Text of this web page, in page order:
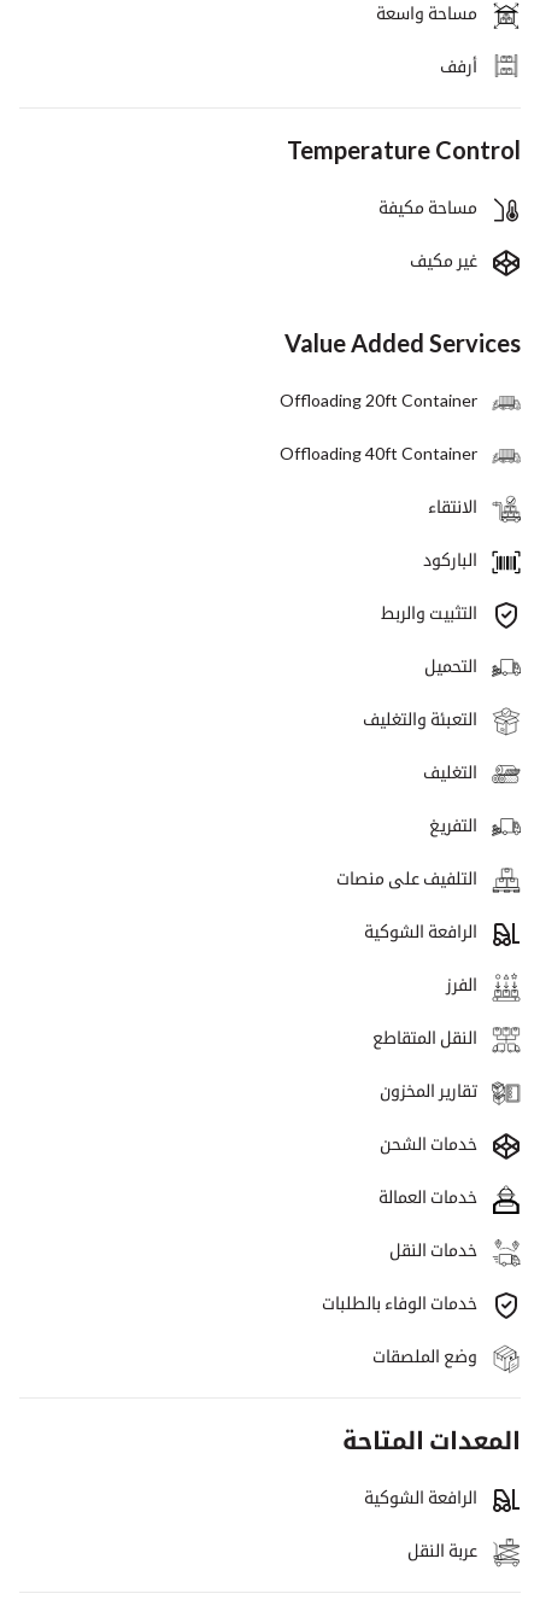
مساحة واسعة
أرفف
Temperature Control
مساحة مكيفة
غير مكيف
Value Added Services
Offloading 20ft Container
Offloading 40ft Container
الانتقاء
الباركود
التثبيت والربط
التحميل
التعبئة والتغليف
التغليف
التفريغ
التلفيف على منصات
الرافعة الشوكية
الفرز
النقل المتقاطع
تقارير المخزون
خدمات الشحن
خدمات العمالة
خدمات النقل
خدمات الوفاء بالطلبات
وضع الملصقات
المعدات المتاحة
الرافعة الشوكية
عربة النقل